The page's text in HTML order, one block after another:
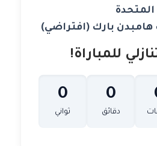
المتحدة
بارك (افتراضي)
للمباراة!
0
دقائق
0
ثواني